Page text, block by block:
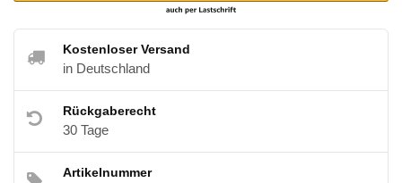
Kostenloser Versand
in Deutschland
Rückgaberecht
30 Tage
Artikelnummer